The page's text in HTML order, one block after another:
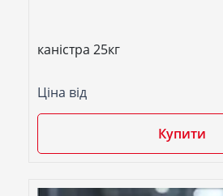
каністра 25кг
Ціна від
Купити